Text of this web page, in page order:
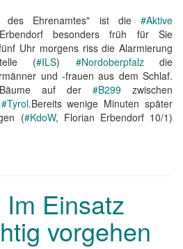
Ehrenamtes" ist die #Aktive
besonders früh für Sie
Uhr morgens riss die Alarmierung
(#ILS) #Nordoberpfalzdie
und -frauen aus dem Schlaf.
auf der #B299 zwischen
#Tyrol.Bereits wenige Minuten später
(#KdoW, Florian Erbendorf 10/1)
Einsatz
vorgehen